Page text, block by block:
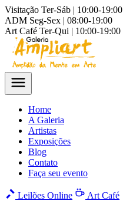
Visitação Ter-Sáb | 10:00-19:00
ADM Seg-Sex | 08:00-19:00
Art Café Ter-Qui | 10:00-19:00
Home
A Galeria
Artistas
Exposições
Blog
Contato
Faça seu evento
Leilões Online Art Café